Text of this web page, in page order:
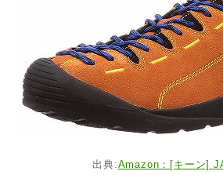
出典:Amazon：[キーン]